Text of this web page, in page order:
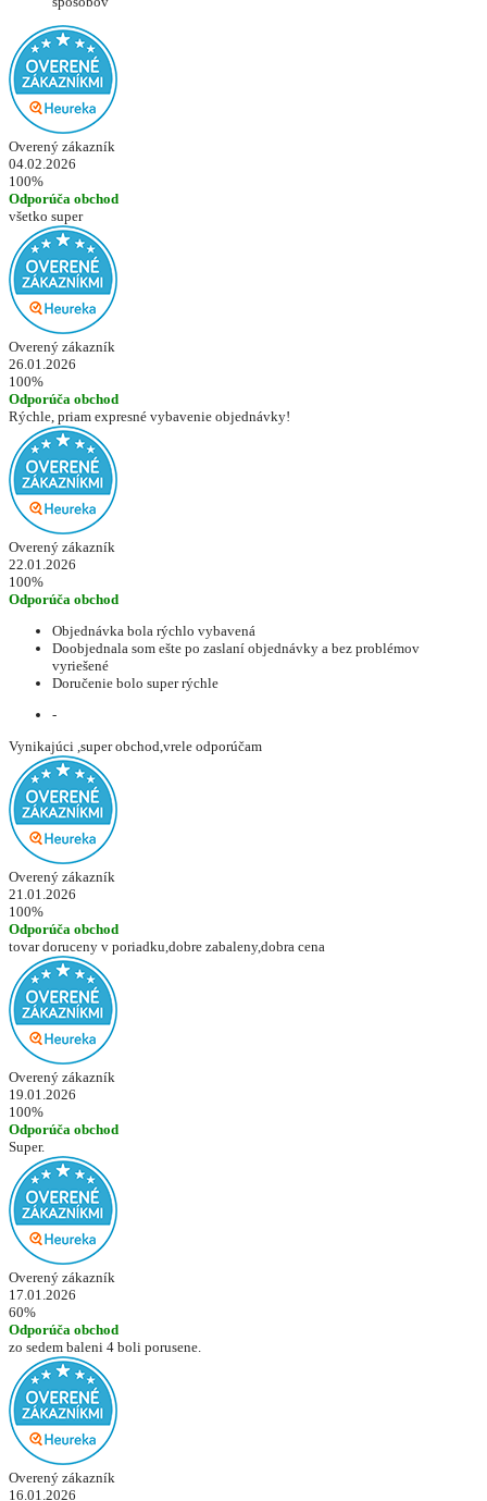
Overený zákazník
04.02.2026
100%
Odporúča obchod
všetko super
Overený zákazník
26.01.2026
100%
Odporúča obchod
Rýchle, priam expresné vybavenie objednávky!
Overený zákazník
22.01.2026
100%
Odporúča obchod
Objednávka bola rýchlo vybavená
Doobjednala som ešte po zaslaní objednávky a bez problémov
vyriešené
Doručenie bolo super rýchle
-
Vynikajúci ,super obchod,vrele odporúčam
Overený zákazník
21.01.2026
100%
Odporúča obchod
tovar doruceny v poriadku,dobre zabaleny,dobra cena
Overený zákazník
19.01.2026
100%
Odporúča obchod
Super.
Overený zákazník
17.01.2026
60%
Odporúča obchod
zo sedem baleni 4 boli porusene.
Overený zákazník
16.01.2026